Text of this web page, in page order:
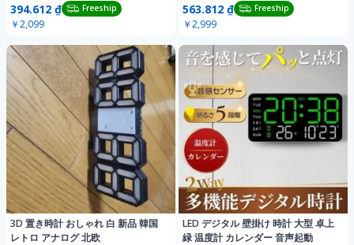
394.612 ₫ Freeship
￥2,099
563.812 ₫ Freeship
￥2,999
3D 置き時計 おしゃれ 白 新品 韓国
レトロ アナログ 北欧
LED デジタル 壁掛け 時計 大型 卓上
緑 温度計 カレンダー 音声起動